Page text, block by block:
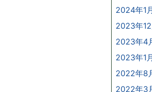
2024年1
2023年12
2023年4
2023年1
2022年8
2022年3